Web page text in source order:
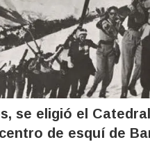
se eligió el
de esquí de